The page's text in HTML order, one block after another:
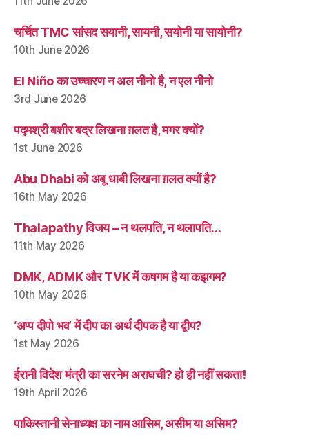
चर्चित TMC सांसद सयानी, सायनी, सयोनी या सायोनी?
10th June 2026
El Niño का उच्चारण न अल नीनो है, न एल नीनो
3rd June 2026
पद्मश्री बशीर बद्र लिखना ग़लत है, मगर क्यों?
1st June 2026
Abu Dhabi को अबू धाबी लिखना ग़लत क्यों है?
16th May 2026
Thalapathy विजय – न थलपति, न थलापति…
11th May 2026
DMK, ADMK और TVK में कषगम है या कझगम?
10th May 2026
‘अप्प दीपो भव’ में दीप का अर्थ दीपक है या द्वीप?
1st May 2026
ईरानी विदेश मंत्री का सरनेम अराघची? हो ही नहीं सकता!
19th April 2026
पाकिस्तानी सेनाध्यक्ष का नाम आसिम, असीम या असिम?